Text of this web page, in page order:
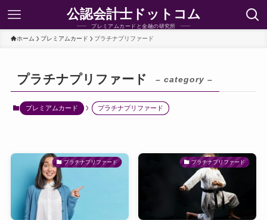
公認会計士ドットコム
プレミアムカードと金融の研究所
ホーム プレミアムカード プラチナプリファード
プラチナプリファード – category –
プレミアムカード プラチナプリファード
プラチナプリファード プラチナプリファード